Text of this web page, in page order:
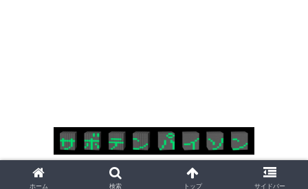
Copyright © 2018-2026 サボテンパイソン All Rights Reserved.
ホーム 検索 トップ サイドバー